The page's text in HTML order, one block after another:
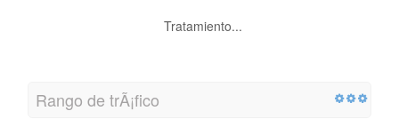
Tratamiento...
Rango de trÃ¡fico